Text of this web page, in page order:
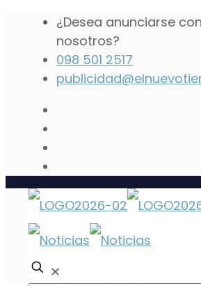
¿Desea anunciarse con
nosotros?
098 501 2517
✕